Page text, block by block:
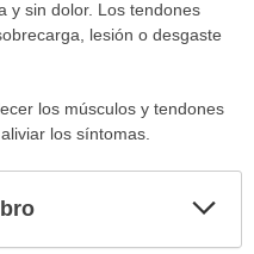
y sin dolor. Los tendones
lesión o desgaste
los músculos y tendones
los síntomas.